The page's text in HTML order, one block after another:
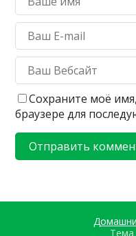
Сохраните моё
браузере для
Тема